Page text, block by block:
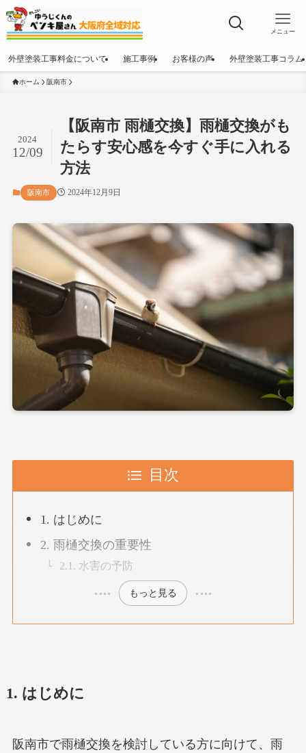
メニュー
外壁塗装工事料金について 施工事例 お客様の声 外壁塗装工事コラム
ホーム 阪南市
【阪南市 雨樋交換】雨樋交換がも
たらす安心感を今すぐ手に入れる
方法
2024
12/09
阪南市 2024年12月9日
目次
1. はじめに
2. 雨樋交換の重要性
2.1. 水害の予防
もっと見る
1. はじめに
阪南市で雨樋交換を検討している方に向けて、雨